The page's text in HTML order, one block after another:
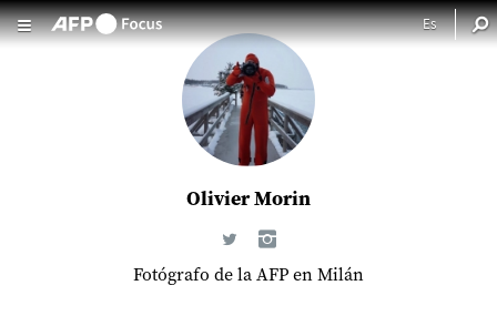
Olivier Morin
Fotógrafo de la AFP en Milán